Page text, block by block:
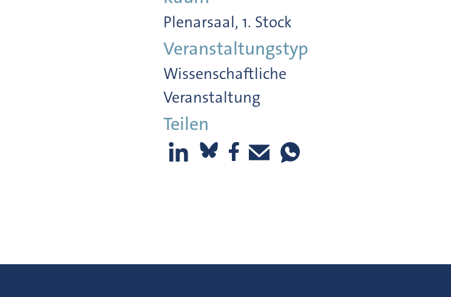
Plenarsaal, 1. Stock
Veranstaltungstyp
Wissenschaftliche
Veranstaltung
Teilen